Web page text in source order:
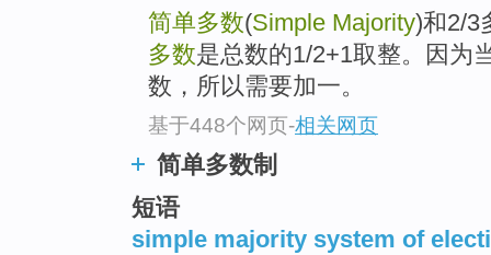
简单多数(Simple Majority)和2/3
多数是总数的1/2+1取整。因为
数，所以需要加一。
基于448个网页-相关网页
简单多数制
短语
simple majority system of